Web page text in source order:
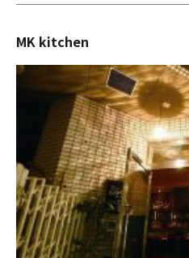
MK kitchen